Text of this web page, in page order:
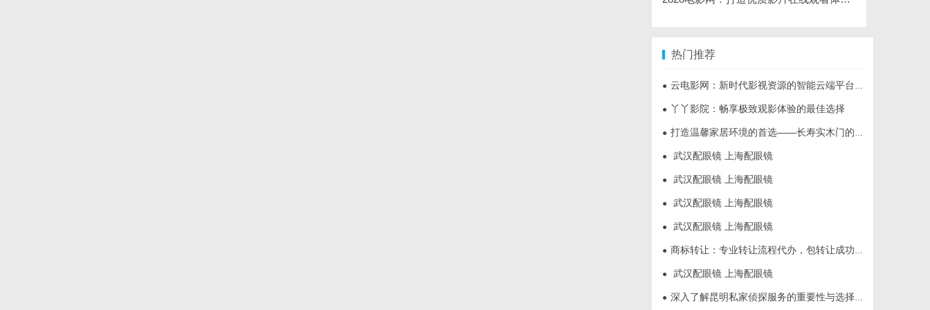
热门推荐
● 云电影网：新时代影视资源的智能云端平台解析
● 丫丫影院：畅享极致观影体验的最佳选择
● 打造温馨家居环境的首选——长寿实木门的多重优势解析
● 武汉配眼镜 上海配眼镜
● 武汉配眼镜 上海配眼镜
● 武汉配眼镜 上海配眼镜
● 武汉配眼镜 上海配眼镜
● 商标转让：专业转让流程代办，包转让成功再付款
● 武汉配眼镜 上海配眼镜
● 深入了解昆明私家侦探服务的重要性与选择指南